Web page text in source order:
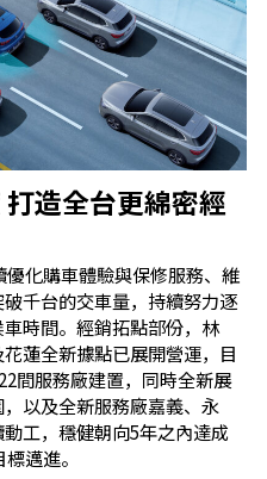
打造全台更綿密經
化購車體驗與保修服務、維
千台的交車量，持續努力逐
時間。經銷拓點部份，林
蓮全新據點已展開營運，目
間服務廠建置，同時全新展
以及全新服務廠嘉義、永
工，穩健朝向5年之內達成
邁進。